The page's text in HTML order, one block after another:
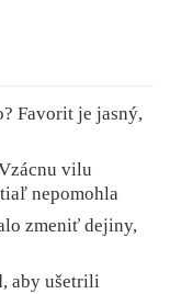
Favorit je jasný,
vilu
nepomohla
zmeniť dejiny,
aby ušetrili